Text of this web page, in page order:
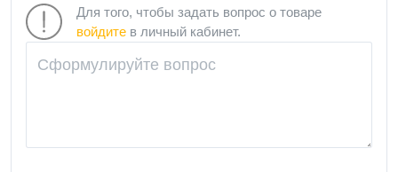
Для того, чтобы задать вопрос о товаре
войдите в личный кабинет.